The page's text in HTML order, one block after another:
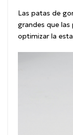
Las patas de
grandes que
optimizar la